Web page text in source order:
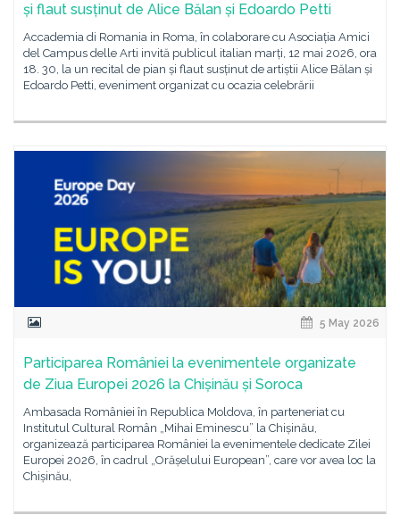
și flaut susținut de Alice Bălan și Edoardo Petti
Accademia di Romania in Roma, în colaborare cu Asociația Amici
del Campus delle Arti invită publicul italian marți, 12 mai 2026, ora
18. 30, la un recital de pian și flaut susținut de artiștii Alice Bălan și
Edoardo Petti, eveniment organizat cu ocazia celebrării
5 May 2026
Participarea României la evenimentele organizate
de Ziua Europei 2026 la Chișinău și Soroca
Ambasada României în Republica Moldova, în parteneriat cu
Institutul Cultural Român „Mihai Eminescu” la Chișinău,
organizează participarea României la evenimentele dedicate Zilei
Europei 2026, în cadrul „Orășelului European”, care vor avea loc la
Chișinău,